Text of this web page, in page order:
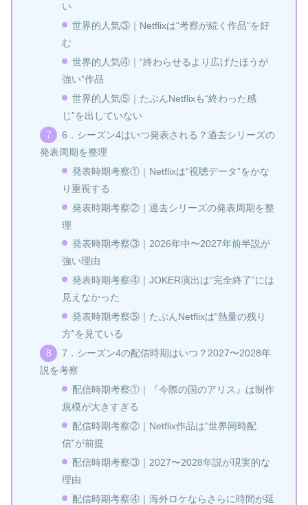
い
世界的人気③｜Netflixは“考察が続く作品”を好
む
世界的人気④｜“終わらせるより広げたほうが
強い”作品
世界的人気⑤｜たぶんNetflixも“終わった感
じ”を出していない
6．シーズン4はいつ発表される？過去シリーズの
発表周期を整理
発表時期考察①｜Netflixは“視聴データ”をかな
り重視する
発表時期考察②｜過去シリーズの発表周期を整
理
発表時期考察③｜2026年中〜2027年前半説が
強い理由
発表時期考察④｜JOKER演出は“完全終了”には
見えなかった
発表時期考察⑤｜たぶんNetflixは“熱量の残り
方”を見ている
7．シーズン4の配信時期はいつ？2027〜2028年
説を考察
配信時期考察①｜『今際の国のアリス』は制作
規模が大きすぎる
配信時期考察②｜Netflix作品は“世界同時配
信”が前提
配信時期考察③｜2027〜2028年説が現実的な
理由
配信時期考察④｜海外ロケならさらに時間が延